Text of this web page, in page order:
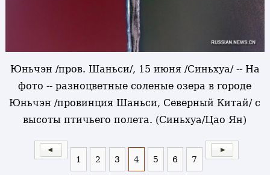
Юньчэн /пров. Шаньси/, 15 июня /Синьхуа/ -- На
фото -- разноцветные соленые озера в городе
Юньчэн /провинция Шаньси, Северный Китай/ с
высоты птичьего полета. (Синьхуа/Цао Ян)
1 2 3 4 5 6 7